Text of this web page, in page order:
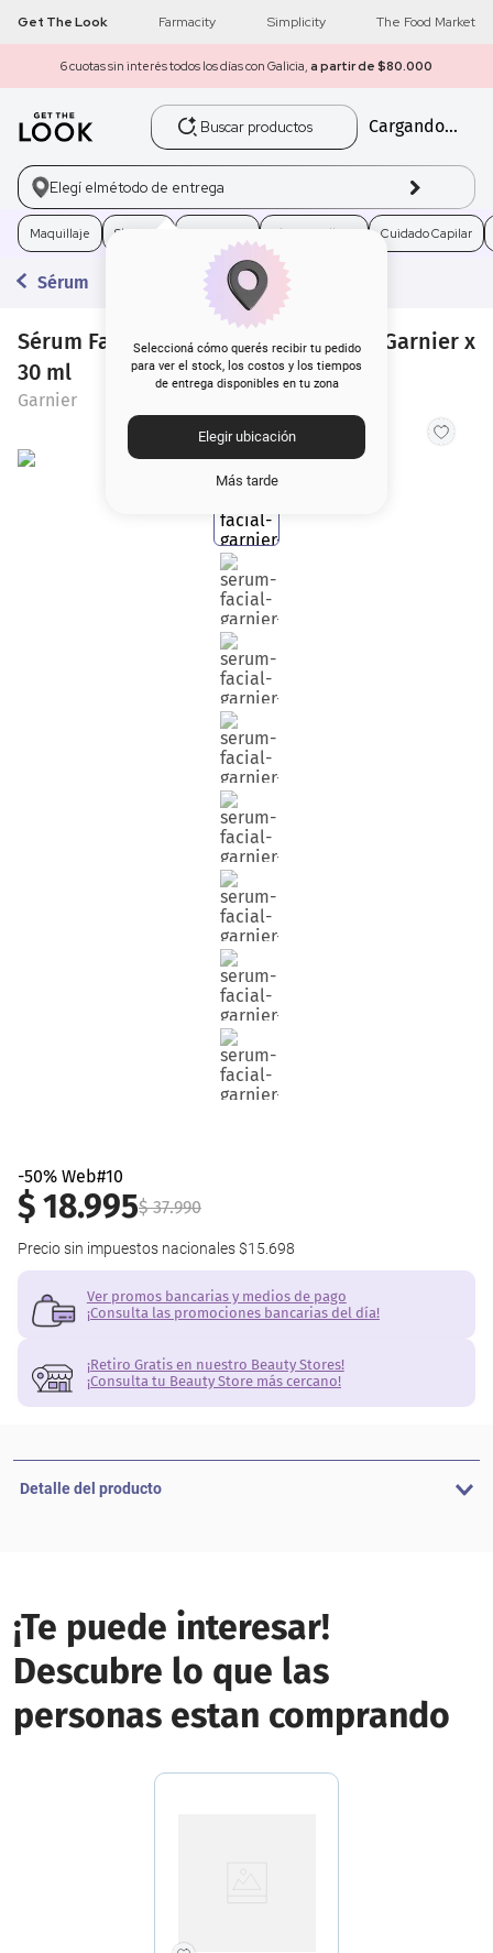
Get The Look Farmacity Simplicity The Food Market
6 cuotas sin interés todos los días con Galicia, a partir de $80.000
Buscar productos
Cargando...
Elegí elmétodo de entrega
Seleccioná cómo querés recibir tu pedido
para ver el stock, los costos y los tiempos
de entrega disponibles en tu zona
Elegir ubicación
Más tarde
Maquillaje Skincare Electro Belleza Cuidado Capilar
Sérum
Sérum Facial Iluminador Vitamina C Garnier x
30 ml
Garnier
-50% Web#10
$18.995$ 37.990
Precio sin impuestos nacionales $15.698
Ver promos bancarias y medios de pago
¡Consulta las promociones bancarias del día!
¡Retiro Gratis en nuestro Beauty Stores!
¡Consulta tu Beauty Store más cercano!
Detalle del producto
¡Te puede interesar!
Descubre lo que las
personas estan comprando
1 get the look
2 máscara pestañas
loreal
4. brochas
5. corrector
6. rubor